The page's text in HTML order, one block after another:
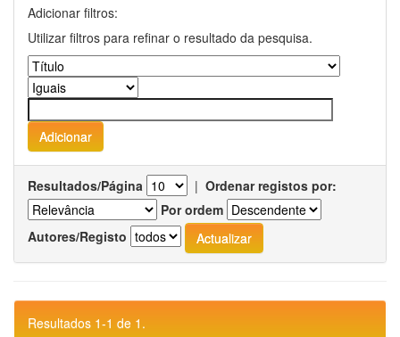
Adicionar filtros:
Utilizar filtros para refinar o resultado da pesquisa.
Resultados/Página | Ordenar registos por:
Por ordem
Autores/Registo
Resultados 1-1 de 1.